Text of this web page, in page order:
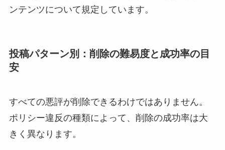
ンテンツについて規定しています。
投稿パターン別：削除の難易度と成功率の目
安
すべての悪評が削除できるわけではありません。
ポリシー違反の種類によって、削除の成功率は大
きく異なります。